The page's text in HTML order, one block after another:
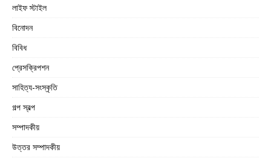
লাইফ স্টাইল
বিনোদন
বিবিধ
প্রেসক্রিপশন
সাহিত্য-সংস্কৃতি
গল্প স্বল্প
সম্পাদকীয়
উত্তর সম্পাদকীয়